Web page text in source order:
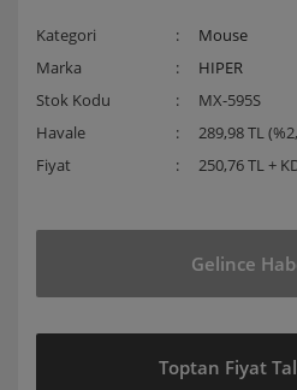
Kategori
Mouse
Marka
HIPER
Stok Kodu
MX-595S
Havale
289,98 TL
Fiyat
250,76 TL +
Gelince
Toptan Fiyat